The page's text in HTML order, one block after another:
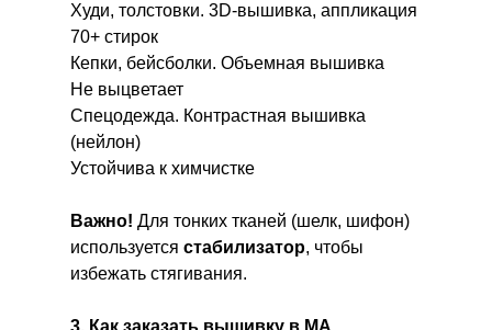
Худи, толстовки. 3D-вышивка, аппликация
70+ стирок
Кепки, бейсболки. Объемная вышивка
Не выцветает
Спецодежда. Контрастная вышивка
(нейлон)
Устойчива к химчистке
Важно! Для тонких тканей (шелк, шифон)
используется стабилизатор, чтобы
избежать стягивания.
3. Как заказать вышивку в MA